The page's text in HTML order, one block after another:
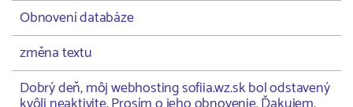
Obnovení databáze
změna textu
Dobrý deň, môj webhosting sofiia.wz.sk bol odstavený